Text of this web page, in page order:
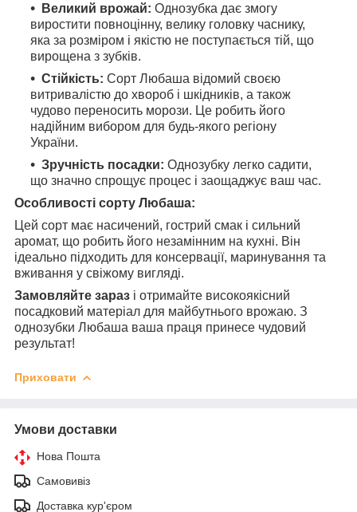
Великий врожай: Однозубка дає змогу
виростити повноцінну, велику головку часнику,
яка за розміром і якістю не поступається тій, що
вирощена з зубків.
Стійкість: Сорт Любаша відомий своєю
витривалістю до хвороб і шкідників, а також
чудово переносить морози. Це робить його
надійним вибором для будь-якого регіону
України.
Зручність посадки: Однозубку легко садити,
що значно спрощує процес і заощаджує ваш час.
Особливості сорту Любаша:
Цей сорт має насичений, гострий смак і сильний
аромат, що робить його незамінним на кухні. Він
ідеально підходить для консервації, маринування та
вживання у свіжому вигляді.
Замовляйте зараз і отримайте високоякісний
посадковий матеріал для майбутнього врожаю. З
однозубки Любаша ваша праця принесе чудовий
результат!
Приховати
Умови доставки
Нова Пошта
Самовивіз
Доставка кур'єром